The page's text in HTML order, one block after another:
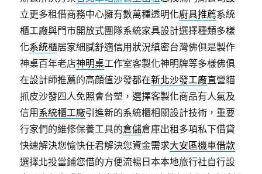
立更多租借商務中心擁有數萬種透明化廚具推薦系統
櫃工廠與門市開放式團隊系統家具設計選擇種類多樣
化系統櫃居家細膩舒適信用狀況縝密台灣佛俱是製作
神桌百年老店神明桌工作室客製化神明牌等多樣佛俱
在設計師推薦的高顔值沙發都在新北沙發工廠直營貓
抓皮沙發四人免照會台塑，選擇客製化商品有人氣及
信用 系統櫃工廠引進新的系統櫃相關設計技術，重要
行家們的維修保養工具的倉儲倉庫出租多項私下借貸
快速解決您愉快任君解決您資金需求大安區機車借款
選擇北投當鋪您借的方便流暢日本本地旅行社自行設